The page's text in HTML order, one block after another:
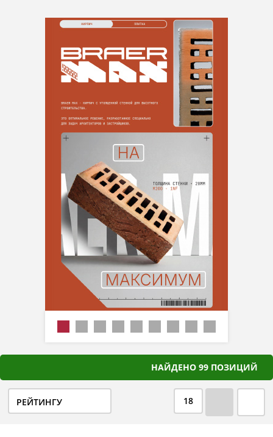
Производитель
НАЙДЕНО 99 ПОЗИЦИЙ
РЕЙТИНГУ 18